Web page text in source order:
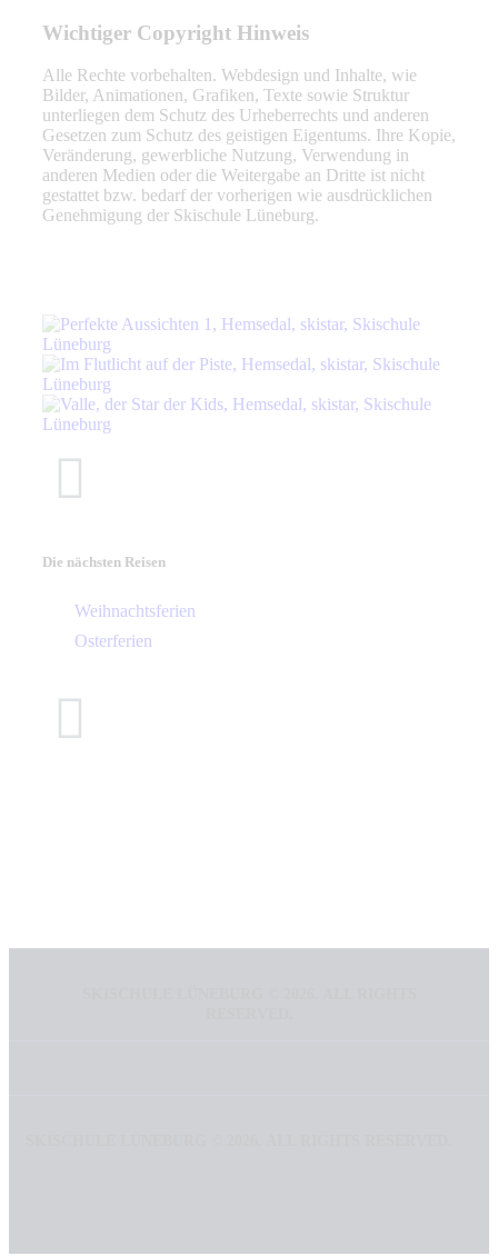
Wichtiger Copyright Hinweis
Alle Rechte vorbehalten. Webdesign und Inhalte, wie
Bilder, Animationen, Grafiken, Texte sowie Struktur
unterliegen dem Schutz des Urheberrechts und anderen
Gesetzen zum Schutz des geistigen Eigentums. Ihre Kopie,
Veränderung, gewerbliche Nutzung, Verwendung in
anderen Medien oder die Weitergabe an Dritte ist nicht
gestattet bzw. bedarf der vorherigen wie ausdrücklichen
Genehmigung der Skischule Lüneburg.
Die nächsten Reisen
Weihnachtsferien
Osterferien